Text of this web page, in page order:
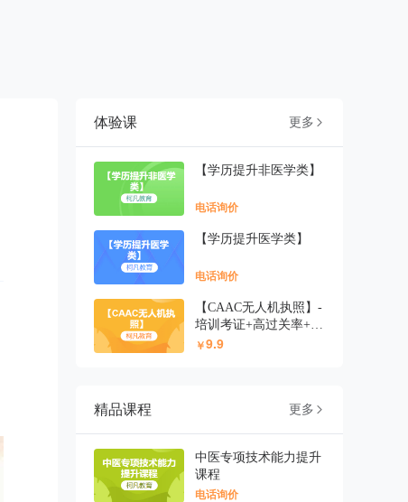
体验课 更多 
【学历提升非医学类】
电话询价
【学历提升医学类】
电话询价
【CAAC无人机执照】-
培训考证+高过关率+1v
1报考指导
￥9.9
精品课程 更多 
中医专项技术能力提升
课程
电话询价